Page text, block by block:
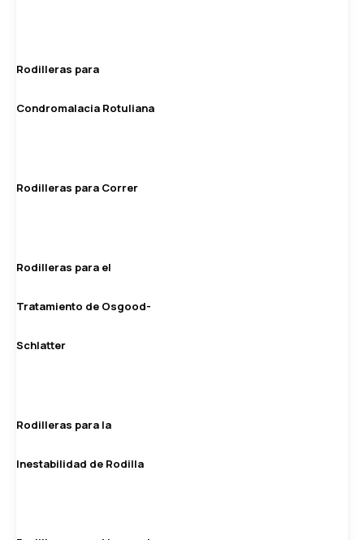
Rodilleras para
Condromalacia Rotuliana
Rodilleras para Correr
Rodilleras para el
Tratamiento de Osgood-
Schlatter
Rodilleras para la
Inestabilidad de Rodilla